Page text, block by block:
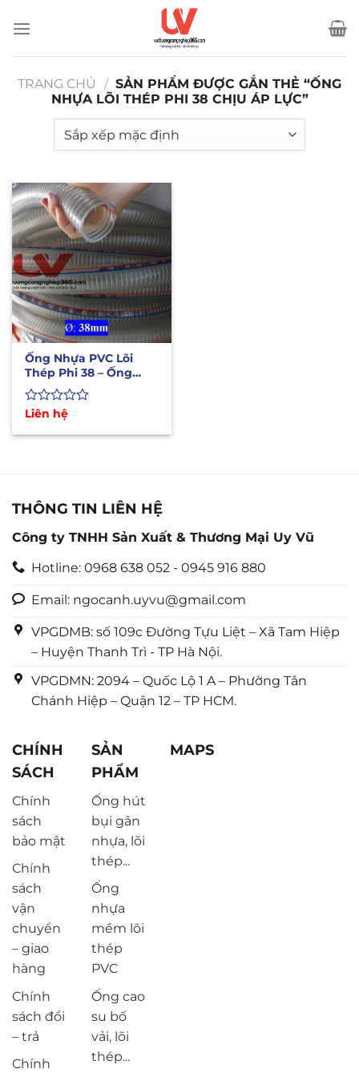
qua
TRANG CHỦ
/ SẢN PHẨM ĐƯỢC GẮN THẺ “ỐNG
NHỰA LÕI THÉP PHI 38 CHỊU ÁP LỰC”
Ống Nhựa PVC Lõi
Thép Phi 38 – Ống
Dẫn Hóa Chất Xăng
Dầu
Được
hạng
Liên hệ
THÔNG TIN LIÊN HỆ
Công ty TNHH Sản Xuất & Thương Mại Uy Vũ
Hotline: 0968 638 052 - 0945 916 880
Email: ngocanh.uyvu@gmail.com
VPGDMB: số 109c Đường Tựu Liệt – Xã Tam Hiệp
– Huyện Thanh Trì - TP Hà Nội.
VPGDMN: 2094 – Quốc Lộ 1 A – Phường Tân
Chánh Hiệp – Quận 12 – TP HCM.
CHÍNH
SÁCH
Chính
sách
bảo mật
Chính
sách
vận
chuyển
– giao
hàng
Chính
sách đổi
– trả
Chính
SẢN
PHẨM
Ống hút
bụi gân
nhựa, lõi
thép...
Ống
nhựa
mềm lõi
thép
PVC
Ống cao
su bố
vải, lõi
thép...
MAPS